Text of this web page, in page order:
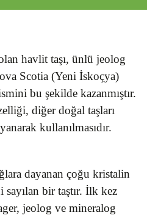
havlit taşı, ünlü jeolog
Scotia (Yeni İskoçya)
bu şekilde kazanmıştır.
diğer doğal taşları
kullanılmasıdır.
dayanan çoğu kristalin
bir taştır. İlk kez
jeolog ve mineralog